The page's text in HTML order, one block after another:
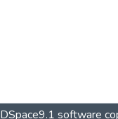
DSpace9.1 software